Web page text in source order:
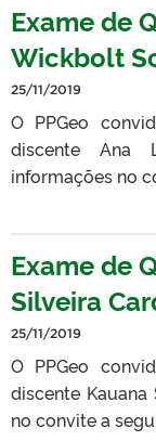
Exame de
Wickbolt
25/11/2019
O PPGeo
discente Ana
informações no
Exame de
Silveira
25/11/2019
O PPGeo
discente
no convite a